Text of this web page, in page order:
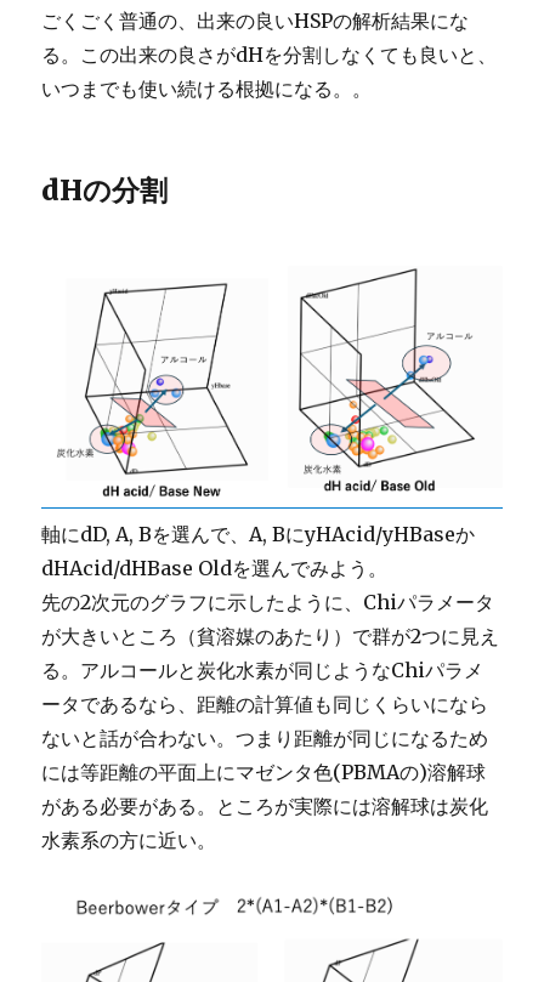
ごくごく普通の、出来の良いHSPの解析結果にな
る。この出来の良さがdHを分割しなくても良いと、
いつまでも使い続ける根拠になる。。
dHの分割
軸にdD, A, Bを選んで、A, BにyHAcid/yHBaseか
dHAcid/dHBase Oldを選んでみよう。
先の2次元のグラフに示したように、Chiパラメータ
が大きいところ（貧溶媒のあたり）で群が2つに見え
る。アルコールと炭化水素が同じようなChiパラメ
ータであるなら、距離の計算値も同じくらいになら
ないと話が合わない。つまり距離が同じになるため
には等距離の平面上にマゼンタ色(PBMAの)溶解球
がある必要がある。ところが実際には溶解球は炭化
水素系の方に近い。